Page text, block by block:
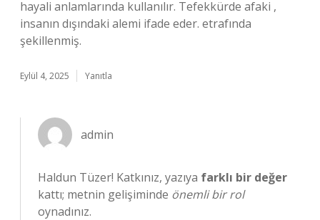
hayali anlamlarında kullanılır. Tefekkürde afaki ,
insanın dışındaki alemi ifade eder. etrafında
şekillenmiş.
Eylül 4, 2025 Yanıtla
admin
Haldun Tüzer! Katkınız, yazıya farklı bir değer
kattı; metnin gelişiminde önemli bir rol
oynadınız.